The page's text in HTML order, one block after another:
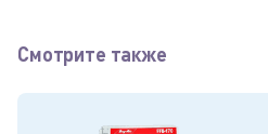
Смотрите также